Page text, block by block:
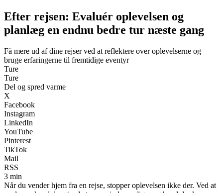
Efter rejsen: Evaluér oplevelsen og
planlæg en endnu bedre tur næste gang
Få mere ud af dine rejser ved at reflektere over oplevelserne og
bruge erfaringerne til fremtidige eventyr
Ture
Ture
Del og spred varme
X
Facebook
Instagram
LinkedIn
YouTube
Pinterest
TikTok
Mail
RSS
3 min
Når du vender hjem fra en rejse, stopper oplevelsen ikke der. Ved at